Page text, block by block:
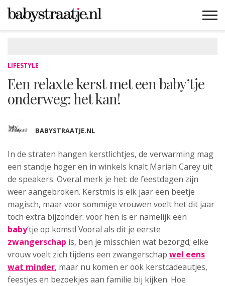
LIFESTYLE
Een relaxte kerst met een baby’tje
onderweg: het kan!
BABYSTRAATJE.NL
In de straten hangen kerstlichtjes, de verwarming mag
een standje hoger en in winkels knalt Mariah Carey uit
de speakers. Overal merk je het: de feestdagen zijn
weer aangebroken. Kerstmis is elk jaar een beetje
magisch, maar voor sommige vrouwen voelt het dit jaar
toch extra bijzonder: voor hen is er namelijk een
baby’tje op komst! Vooral als dit je eerste
zwangerschap is, ben je misschien wat bezorgd; elke
vrouw voelt zich tijdens een zwangerschap wel eens
wat minder, maar nu komen er ook kerstcadeautjes,
feestjes en bezoekjes aan familie bij kijken. Hoe